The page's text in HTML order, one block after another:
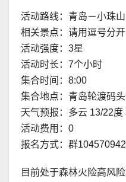
活动路线：青岛－小珠
相关景点：请用逗号分开
活动强度：3星
活动时长：7个小时
集合时间：8:00
集合地点：青岛轮渡码
天气预报：多云 13/22度
活动费用：0
报名方式：群
目前处于森林火险高风